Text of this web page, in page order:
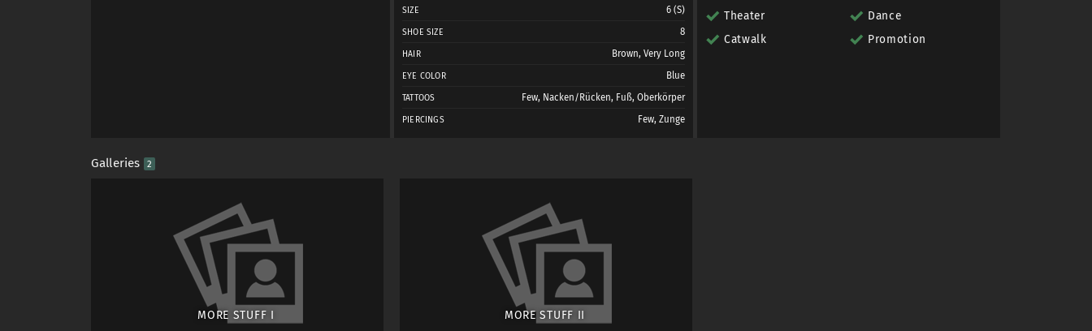
SIZE 6 (S)
SHOE SIZE 8
HAIR Brown, Very Long
EYE COLOR Blue
TATTOOS Few, Nacken/Rücken, Fuß, Oberkörper
PIERCINGS Few, Zunge
Theater
Catwalk
Dance
Promotion
Galleries 2
MORE STUFF I MORE STUFF II